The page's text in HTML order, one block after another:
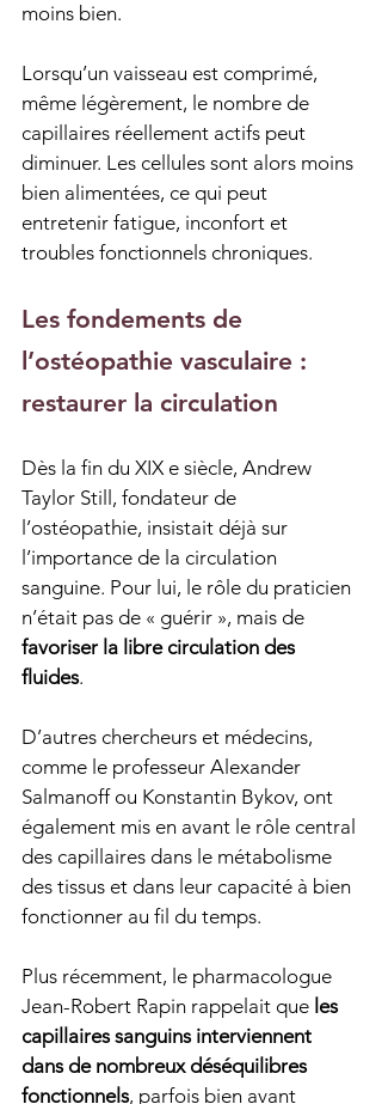
moins bien.
Lorsqu’un vaisseau est comprimé,
même légèrement, le nombre de
capillaires réellement actifs peut
diminuer. Les cellules sont alors moins
bien alimentées, ce qui peut
entretenir fatigue, inconfort et
troubles fonctionnels chroniques.
Les fondements de
l’ostéopathie vasculaire :
restaurer la circulation
Dès la fin du XIX e siècle, Andrew
Taylor Still, fondateur de
l’ostéopathie, insistait déjà sur
l’importance de la circulation
sanguine. Pour lui, le rôle du praticien
n’était pas de « guérir », mais de
favoriser la libre circulation des
fluides.
D’autres chercheurs et médecins,
comme le professeur Alexander
Salmanoff ou Konstantin Bykov, ont
également mis en avant le rôle central
des capillaires dans le métabolisme
des tissus et dans leur capacité à bien
fonctionner au fil du temps.
Plus récemment, le pharmacologue
Jean-Robert Rapin rappelait que les
capillaires sanguins interviennent
dans de nombreux déséquilibres
fonctionnels, parfois bien avant